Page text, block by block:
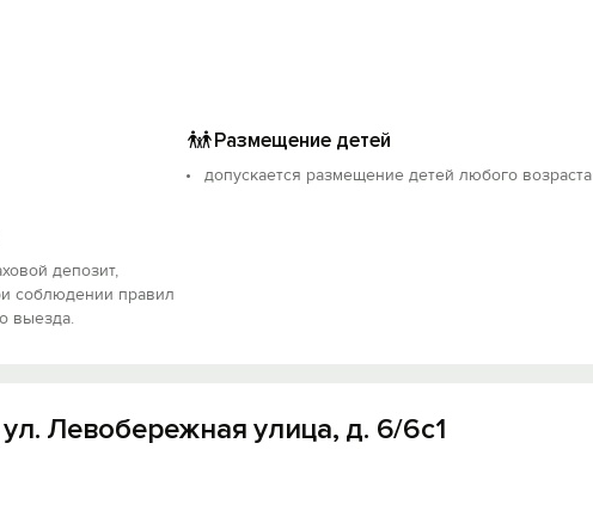
Размещение детей
допускается размещение детей любого возраста
депозит,
соблюдении правил
выезда.
Левобережная улица, д. 6/6с1